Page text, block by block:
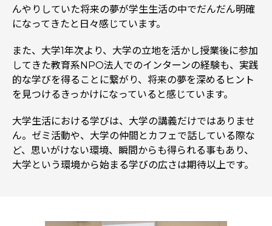
んやりしていた将来の夢が学生生活の中でだんだん明確
になってきたと日々感じています。
また、大学1年次より、大学の立地を活かし授業後に参加
してきた教育系NPO法人でのインターンの経験も、実践
的な学びを得ることに繋がり、将来の夢を深めるヒント
を見つけるきっかけになっていると感じています。
大学生活における学びは、大学の講義だけではありませ
ん。ゼミ活動や、大学の仲間とカフェで話している際な
ど、思いがけない環境、瞬間からも得られる事もあり、
大学という環境から始まる学びの広さは期待以上です。